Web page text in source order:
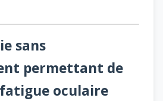
sans
permettant de
oculaire